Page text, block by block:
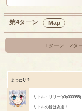
第4ターン Map
1ターン 2タ
まったり？
リトル・リリー(p3p000955)
リトルの皆は友達！